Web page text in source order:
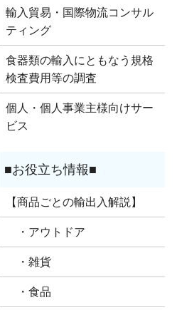
輸入貿易・国際物流コンサル
ティング
食器類の輸入にともなう規格
検査費用等の調査
個人・個人事業主様向けサー
ビス
【商品ごとの輸出入解説】
・アウトドア
・雑貨
・食品